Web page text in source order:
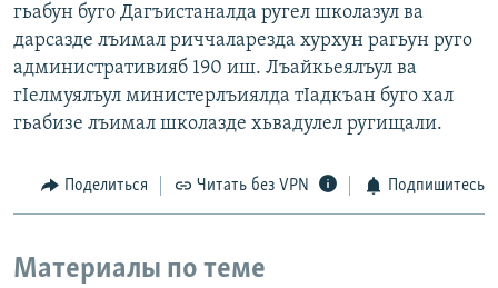
гьабун буго Дагъистаналда ругел школазул ва
дарсазде лъимал риччаларезда хурхун рагьун руго
административияб 190 иш. Лъайкьеялъул ва
гIелмуялъул министерлъиялда тIадкъан буго хал
гьабизе лъимал школазде хьвадулел ругищали.
Поделиться Читать без VPN Подпишитесь
Материалы по теме